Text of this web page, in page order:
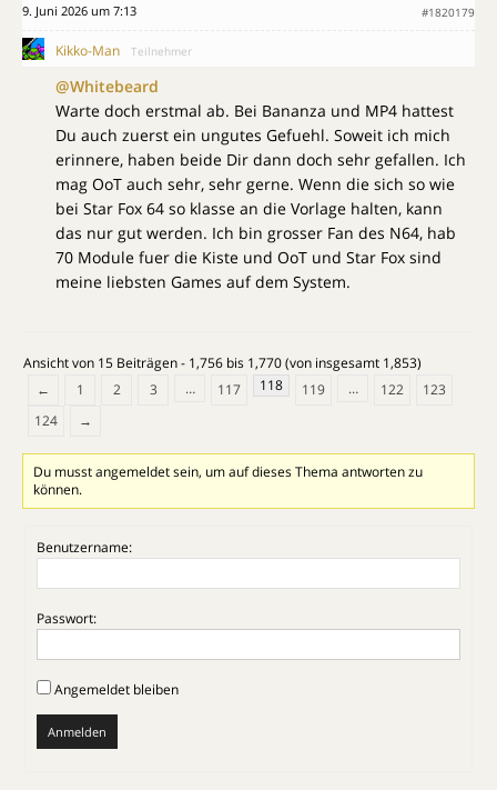
9. Juni 2026 um 7:13 #1820179
Kikko-Man Teilnehmer
@Whitebeard
Warte doch erstmal ab. Bei Bananza und MP4 hattest
Du auch zuerst ein ungutes Gefuehl. Soweit ich mich
erinnere, haben beide Dir dann doch sehr gefallen. Ich
mag OoT auch sehr, sehr gerne. Wenn die sich so wie
bei Star Fox 64 so klasse an die Vorlage halten, kann
das nur gut werden. Ich bin grosser Fan des N64, hab
70 Module fuer die Kiste und OoT und Star Fox sind
meine liebsten Games auf dem System.
Ansicht von 15 Beiträgen - 1,756 bis 1,770 (von insgesamt 1,853)
←
1 2 3 … 117 118 119 … 122
123
124
→
Du musst angemeldet sein, um auf dieses Thema antworten zu
können.
Benutzername:
Passwort:
Angemeldet bleiben
Anmelden